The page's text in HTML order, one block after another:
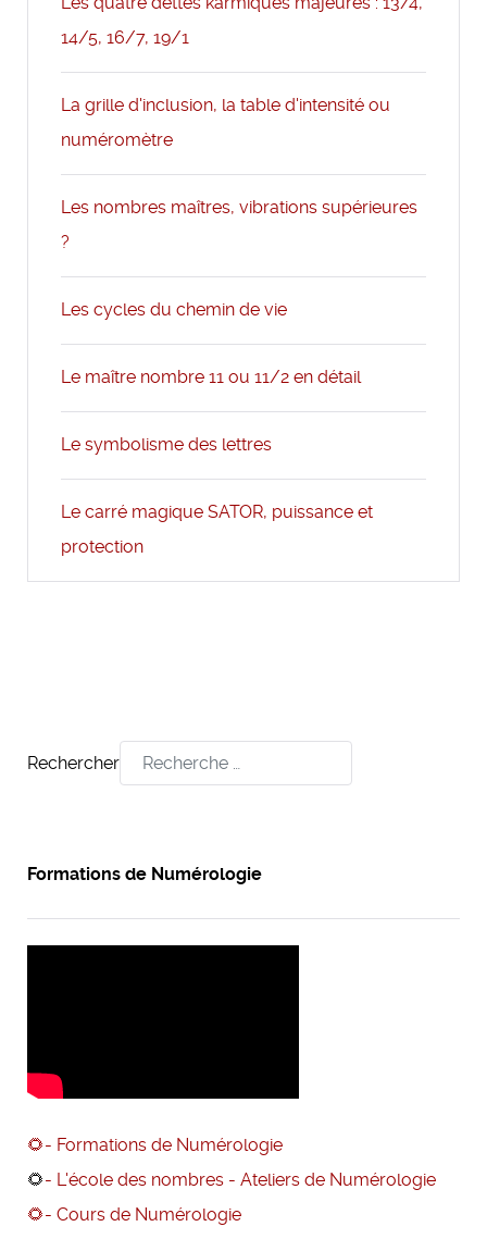
14/5, 16/7, 19/1
La grille d'inclusion, la table d'intensité ou
numéromètre
Les nombres maîtres, vibrations supérieures
?
Les cycles du chemin de vie
Le maître nombre 11 ou 11/2 en détail
Le symbolisme des lettres
Le carré magique SATOR, puissance et
protection
Rechercher
Formations de Numérologie
🌻- Formations de Numérologie
🌻- L'école des nombres - Ateliers de Numérologie
🌻- Cours de Numérologie